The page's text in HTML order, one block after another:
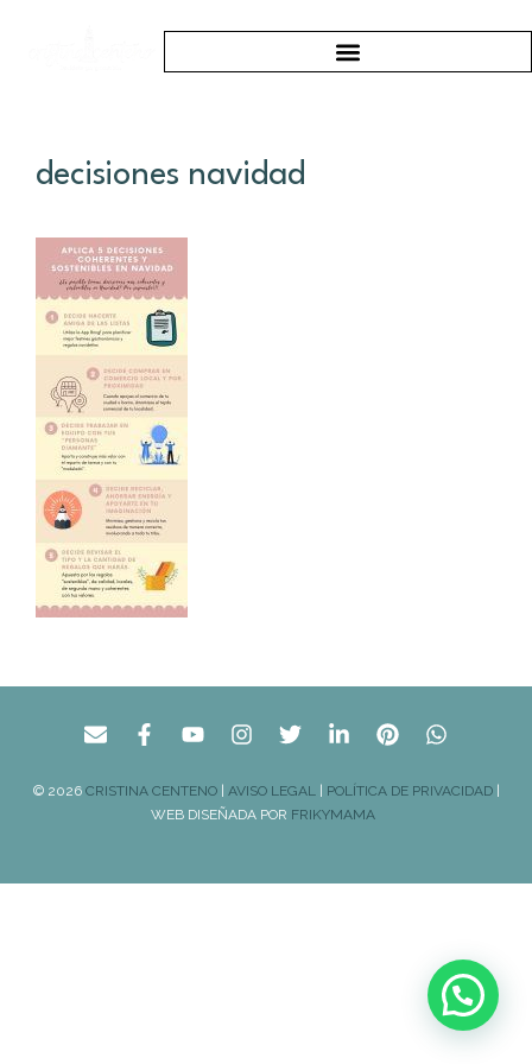
decisiones navidad
© 2026 CRISTINA CENTENO| AVISO LEGAL| POLÍTICA DE PRIVACIDAD|
WEB DISEÑADA POR FRIKYMAMA